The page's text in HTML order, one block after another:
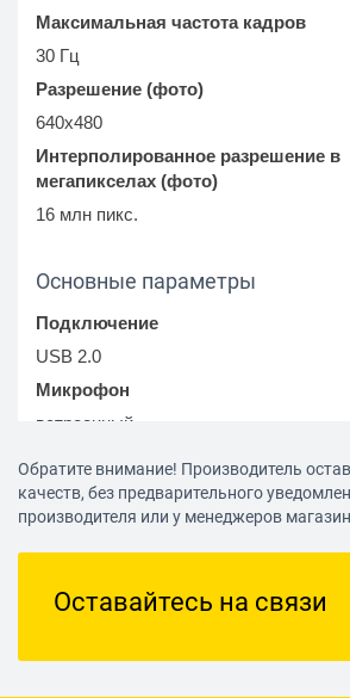
Максимальная частота кадров
30 Гц
Разрешение (фото)
640x480
Интерполированное разрешение в
мегапикселах (фото)
16 млн пикс.
Основные параметры
Подключение
USB 2.0
Микрофон
встроенный
ручная
Совместимые операционные
Windows 2000/XP/Vista/7
Угол обзора объектива
Обратите внимание! Производитель
качеств, без предварительного
производителя или у менеджеров
Оставайтесь на связи